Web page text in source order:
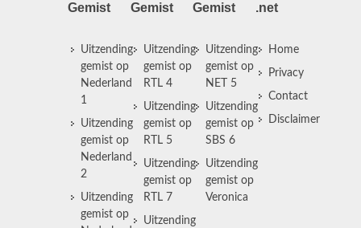
Gemist
Uitzending
gemist op
Nederland
1
Uitzending
gemist op
Nederland
2
Uitzending
gemist op
Gemist
Uitzending
gemist op
RTL 4
Uitzending
gemist op
RTL 5
Uitzending
gemist op
RTL 7
Uitzending
Gemist
Uitzending
gemist op
NET 5
Uitzending
gemist op
SBS 6
Uitzending
gemist op
Veronica
.net
Home
Privacy
Contact
Disclaimer